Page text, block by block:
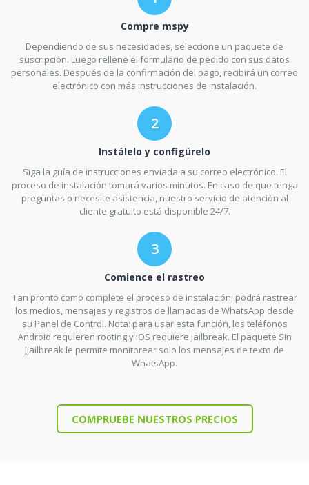
Compre mspy
Dependiendo de sus necesidades, seleccione un paquete de
suscripción. Luego rellene el formulario de pedido con sus datos
personales. Después de la confirmación del pago, recibirá un correo
electrónico con más instrucciones de instalación.
Instálelo y configúrelo
Siga la guía de instrucciones enviada a su correo electrónico. El
proceso de instalación tomará varios minutos. En caso de que tenga
preguntas o necesite asistencia, nuestro servicio de atención al
cliente gratuito está disponible 24/7.
Comience el rastreo
Tan pronto como complete el proceso de instalación, podrá rastrear
los medios, mensajes y registros de llamadas de WhatsApp desde
su Panel de Control. Nota: para usar esta función, los teléfonos
Android requieren rooting y iOS requiere jailbreak. El paquete Sin
Jjailbreak le permite monitorear solo los mensajes de texto de
WhatsApp.
COMPRUEBE NUESTROS PRECIOS